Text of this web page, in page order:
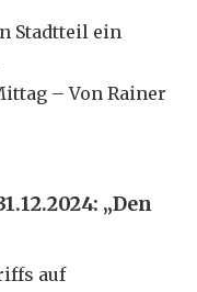
Stadtteil ein
– Von Rainer
„Den
auf